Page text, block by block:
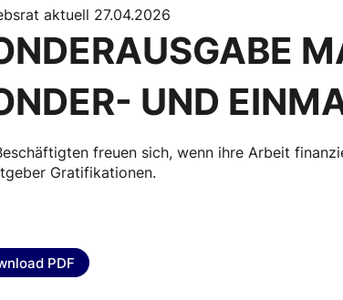
aktuell 27.04.2026
UND
freuen sich, wenn ihre Arbeit
Gratifikationen.
PDF